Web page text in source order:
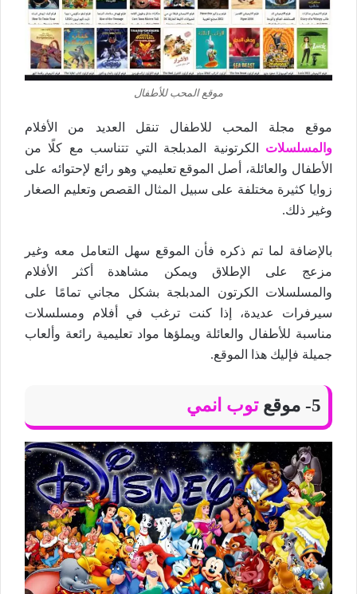
موقع المحب للأطفال
موقع مجلة المحب للاطفال تنقل العديد من الأفلام
والمسلسلات
الكرتونية المدبلجة التي تتناسب مع كلًا من
الأطفال والعائلة، أصل الموقع تعليمي وهو رائع لإحتوائه على
زوايا كثيرة مختلفة على سبيل المثال القصص وتعليم الصغار
وغير ذلك.
بالإضافة لما تم ذكره فأن الموقع سهل التعامل معه وغير
مزعج على الإطلاق ويمكن مشاهدة أكثر الأفلام
والمسلسلات الكرتون المدبلجة بشكل مجاني تمامًا على
سيرفرات عديدة، إذا كنت ترغب في أفلام ومسلسلات
مناسبة للأطفال والعائلة ويملؤها مواد تعليمية رائعة وألعاب
جميلة فإليك هذا الموقع.
5- موقع توب انمي